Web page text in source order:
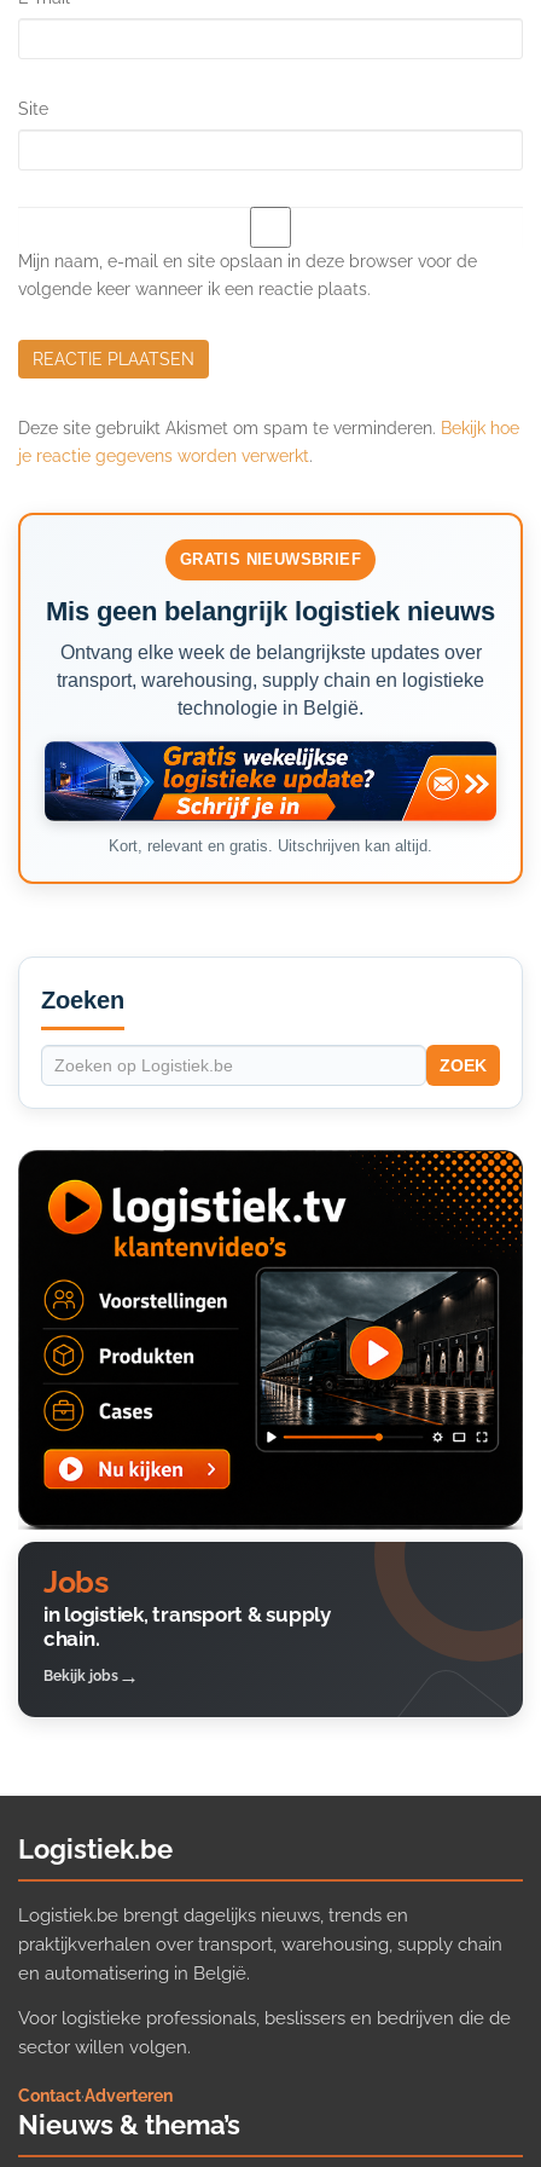
Site
Mijn naam, e-mail en site opslaan in deze browser voor de
volgende keer wanneer ik een reactie plaats.
Deze site gebruikt Akismet om spam te verminderen. Bekijk hoe
je reactie gegevens worden verwerkt.
GRATIS NIEUWSBRIEF
Mis geen belangrijk logistiek nieuws
Ontvang elke week de belangrijkste updates over
transport, warehousing, supply chain en logistieke
technologie in België.
Kort, relevant en gratis. Uitschrijven kan altijd.
Secondary
Sidebar
Zoeken
ZOEK
Jobs
in logistiek, transport & supply
chain.
Bekijk jobs
Logistiek.be
Logistiek.be brengt dagelijks nieuws, trends en
praktijkverhalen over transport, warehousing, supply chain
en automatisering in België.
Voor logistieke professionals, beslissers en bedrijven die de
sector willen volgen.
Contact·Adverteren
Nieuws & thema’s